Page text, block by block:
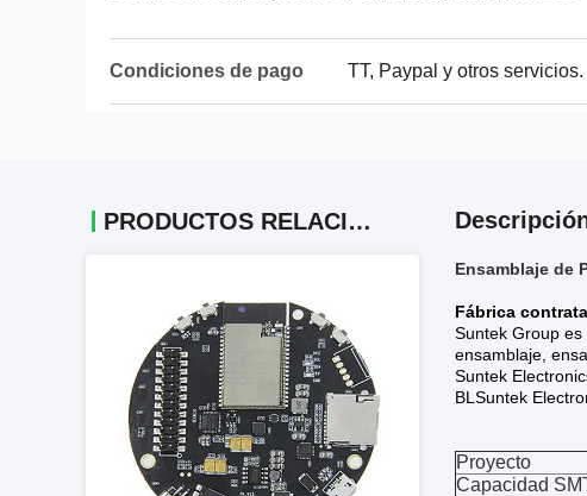
Condiciones de pago TT, Paypal y otros servicios.
PRODUCTOS RELACIONADOS
Ensamblaje de
Fábrica
Suntek Group
ensamblaje,
Suntek
BLSuntek
Proyecto
Capacidad